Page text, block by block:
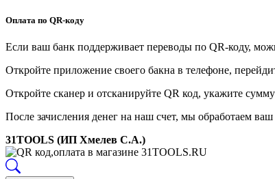
Оплата по QR-коду
Если ваш банк поддерживает переводы по QR-коду,
Откройте приложение своего бакна в телефоне,
Откройте сканер и отсканируйте QR код, укажите
После зачисления денег на наш счет, мы обработаем
31TOOLS (ИП Хмелев С.А.)